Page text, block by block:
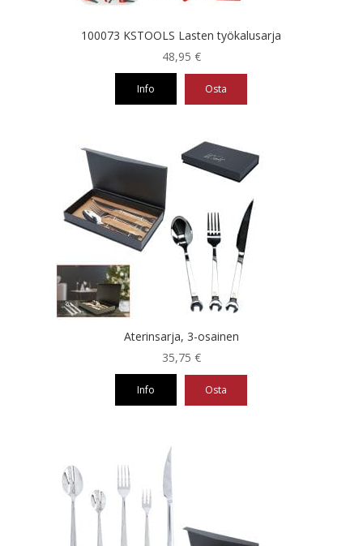
100073 KSTOOLS Lasten työkalusarja
48,95 €
Info Osta
Aterinsarja, 3-osainen
35,75 €
Info Osta